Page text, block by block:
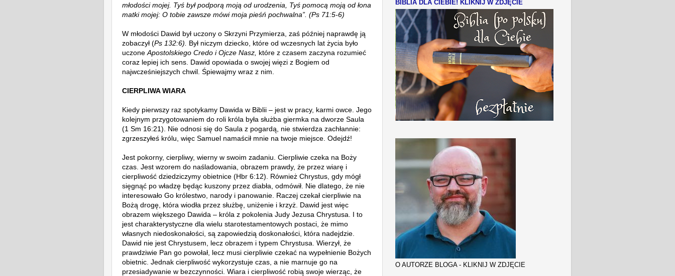
młodości mojej. Tyś był podporą moją od urodzenia, Tyś pomocą moją od łona
matki mojej: O tobie zawsze mówi moja pieśń pochwalna”. (Ps 71:5-6)
W młodości Dawid był uczony o Skrzyni Przymierza, zaś później naprawdę ją
zobaczył (Ps 132:6). Był niczym dziecko, które od wczesnych lat życia było
uczone Apostolskiego Credo i Ojcze Nasz, które z czasem zaczyna rozumieć
coraz lepiej ich sens. Dawid opowiada o swojej więzi z Bogiem od
najwcześniejszych chwil. Śpiewajmy wraz z nim.
CIERPLIWA WIARA
Kiedy pierwszy raz spotykamy Dawida w Biblii – jest w pracy, karmi owce. Jego
kolejnym przygotowaniem do roli króla była służba giermka na dworze Saula
(1 Sm 16:21). Nie odnosi się do Saula z pogardą, nie stwierdza zachłannie:
zgrzeszyłeś królu, więc Samuel namaścił mnie na twoje miejsce. Odejdź!
Jest pokorny, cierpliwy, wierny w swoim zadaniu. Cierpliwie czeka na Boży
czas. Jest wzorem do naśladowania, obrazem prawdy, że przez wiarę i
cierpliwość dziedziczymy obietnice (Hbr 6:12). Również Chrystus, gdy mógł
sięgnąć po władzę będąc kuszony przez diabła, odmówił. Nie dlatego, że nie
interesowało Go królestwo, narody i panowanie. Raczej czekał cierpliwie na
Bożą drogę, która wiodła przez służbę, uniżenie i krzyż. Dawid jest więc
obrazem większego Dawida – króla z pokolenia Judy Jezusa Chrystusa. I to
jest charakterystyczne dla wielu starotestamentowych postaci, że mimo
własnych niedoskonałości, są zapowiedzią doskonałości, która nadejdzie.
Dawid nie jest Chrystusem, lecz obrazem i typem Chrystusa. Wierzył, że
prawdziwie Pan go powołał, lecz musi cierpliwie czekać na wypełnienie Bożych
obietnic. Jednak cierpliwość wykorzystuje czas, a nie marnuje go na
przesiadywanie w bezczynności. Wiara i cierpliwość robią swoje wierząc, że
BIBLIA DLA CIEBIE! KLIKNIJ W ZDJĘCIE
O AUTORZE BLOGA - KLIKNIJ W ZDJĘCIE